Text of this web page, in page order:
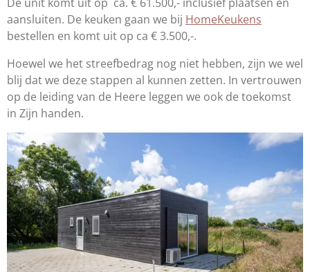
aansluiten. De keuken gaan we bij HomeKeukens
bestellen en komt uit op ca € 3.500,-.
Hoewel we het streefbedrag nog niet hebben, zijn we wel
blij dat we deze stappen al kunnen zetten. In vertrouwen
op de leiding van de Heere leggen we ook de toekomst
in Zijn handen.